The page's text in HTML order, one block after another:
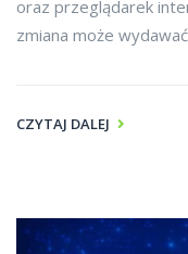
oraz przeglądarek
zmiana może
CZYTAJ DALEJ